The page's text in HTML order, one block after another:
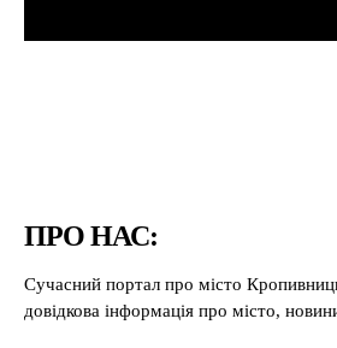
ПРО НАС:
Сучасний портал про місто
довідкова інформація про місто,